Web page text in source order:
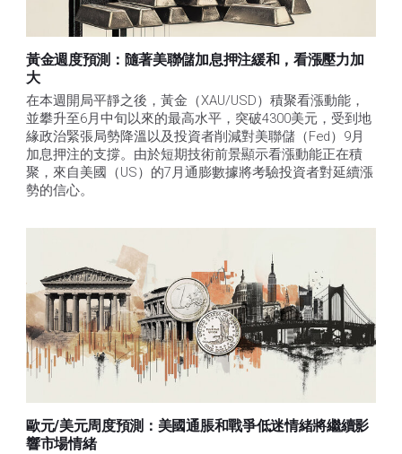
黃金週度預測：隨著美聯儲加息押注緩和，看漲壓力加
大
在本週開局平靜之後，黃金（XAU/USD）積聚看漲動能，
並攀升至6月中旬以來的最高水平，突破4300美元，受到地
緣政治緊張局勢降溫以及投資者削減對美聯儲（Fed）9月
加息押注的支撐。由於短期技術前景顯示看漲動能正在積
聚，來自美國（US）的7月通膨數據將考驗投資者對延續漲
勢的信心。
歐元/美元周度預測：美國通脹和戰爭低迷情緒將繼續影
響市場情緒